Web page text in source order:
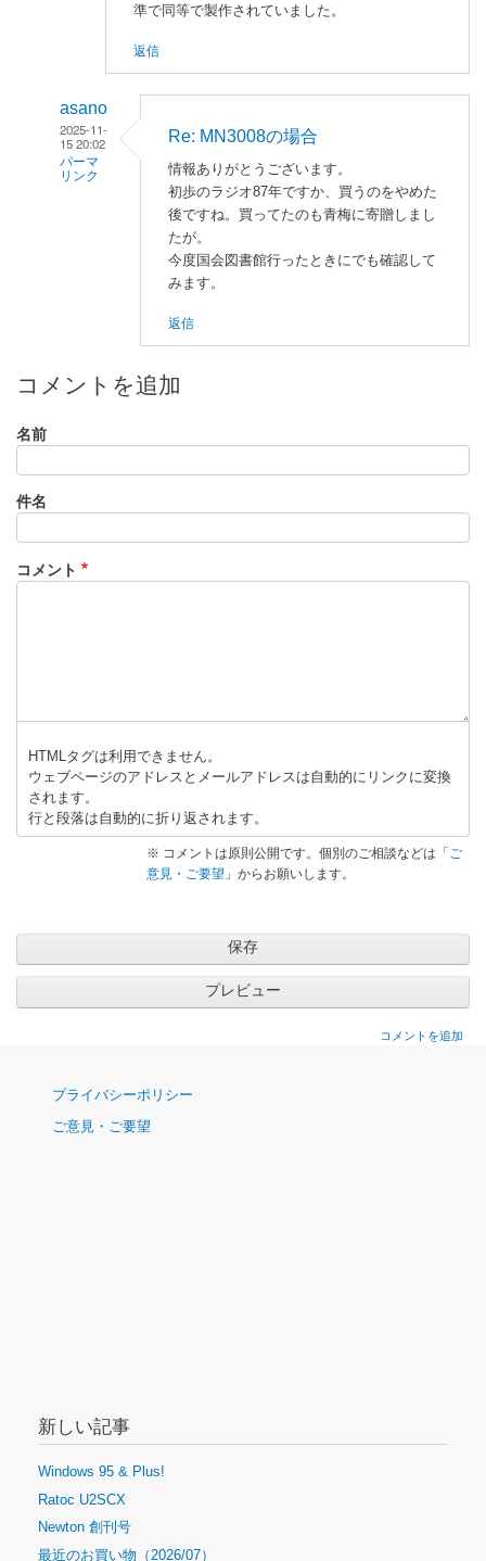
準で同等で製作されていました。
返信
asano
2025-11-
15 20:02
パーマ
リンク
0
合
へ
の
Re: MN3008の場合
情報ありがとうございます。
初歩のラジオ87年ですか、買うのをやめた
後ですね。買ってたのも青梅に寄贈しまし
たが。
今度国会図書館行ったときにでも確認して
みます。
返信
コメントを追加
名前
件名
コメント
HTMLタグは利用できません。
ウェブページのアドレスとメールアドレスは自動的にリンクに変換
されます。
行と段落は自動的に折り返されます。
※ コメントは原則公開です。個別のご相談などは「 ご
意見・ご要望 」からお願いします。
コメントを追加
ナ
ゲ
プライバシーポリシー
ご意見・ご要望
新しい記事
Windows 95 & Plus!
Ratoc U2SCX
Newton 創刊号
最近のお買い物（2026/07）